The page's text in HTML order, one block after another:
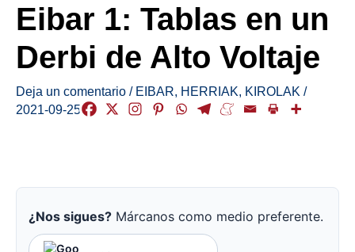
Eibar 1: Tablas en un
Derbi de Alto Voltaje
Deja un comentario / EIBAR, HERRIAK, KIROLAK /
2021-09-25
¿Nos sigues? Márcanos como medio preferente.